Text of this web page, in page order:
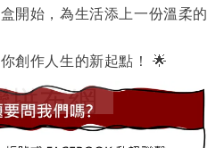
開始，為生活添上一份溫柔的
創作人生的新起點！ 🌟